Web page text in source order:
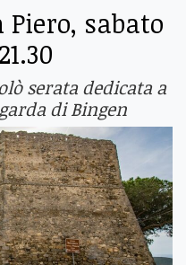
Piero, sabato
serata dedicata a
di Bingen